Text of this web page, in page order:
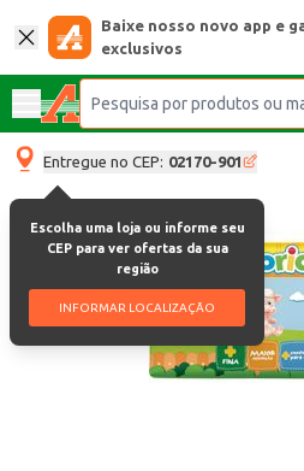
Baixe nosso novo app e
exclusivos
Entregue no CEP: 02170-901
Escolha uma loja ou informe seu
CEP para ver ofertas da sua
região
INFORMAR LOCALIZAÇÃO